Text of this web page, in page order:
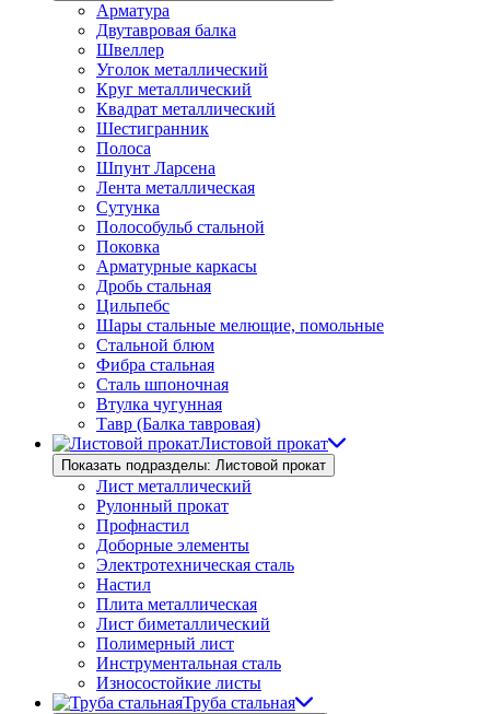
Арматура
Двутавровая балка
Швеллер
Уголок металлический
Круг металлический
Квадрат металлический
Шестигранник
Полоса
Шпунт Ларсена
Лента металлическая
Сутунка
Полособульб стальной
Поковка
Арматурные каркасы
Дробь стальная
Цильпебс
Шары стальные мелющие, помольные
Стальной блюм
Фибра стальная
Сталь шпоночная
Втулка чугунная
Тавр (Балка тавровая)
Листовой прокат
Показать подразделы: Листовой прокат
Лист металлический
Рулонный прокат
Профнастил
Доборные элементы
Электротехническая сталь
Настил
Плита металлическая
Лист биметаллический
Полимерный лист
Инструментальная сталь
Износостойкие листы
Труба стальная